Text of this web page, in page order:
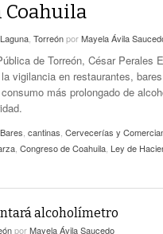
En Centro Comercial
Trámites De Licencias De
1 hora -
Coahuila
Laguna TorreónporMayela Ávila
de Torreón, César Perales
vigilancia en restaurantes,
más prolongado de
cantinas Cervecerías y
Congreso de Coahuila Ley de
alcoholímetro
porMayela Ávila Saucedo